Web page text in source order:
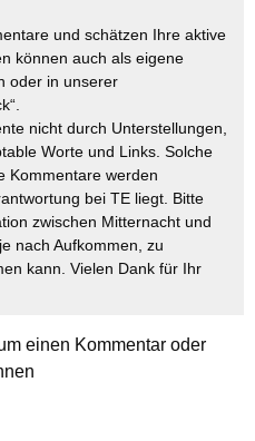
und schätzen Ihre aktive
können auch als eigene
oder in unserer
nicht durch Unterstellungen,
Worte und Links. Solche
Kommentare werden
bei TE liegt. Bitte
zwischen Mitternacht und
nach Aufkommen, zu
kann. Vielen Dank für Ihr
einen Kommentar oder